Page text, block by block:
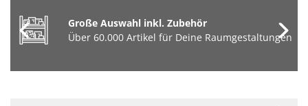
Große Auswahl inkl. Zubehör
Über 60.000 Artikel für Deine Raumgestaltungen